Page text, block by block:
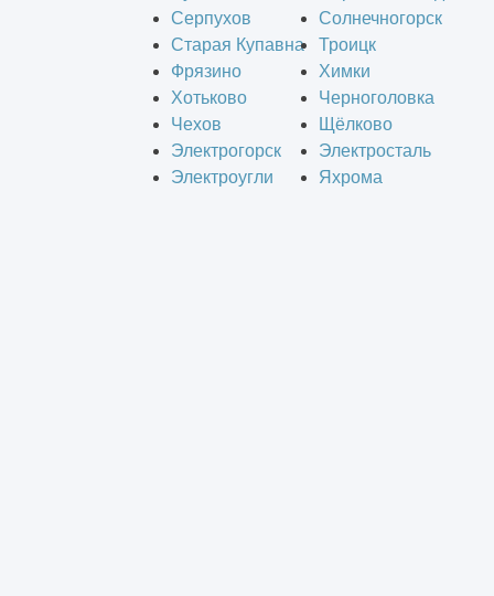
Серпухов
Солнечногорск
Старая Купавна
Троицк
Фрязино
Химки
Хотьково
Черноголовка
Чехов
Щёлково
Электрогорск
Электросталь
Электроугли
Яхрома